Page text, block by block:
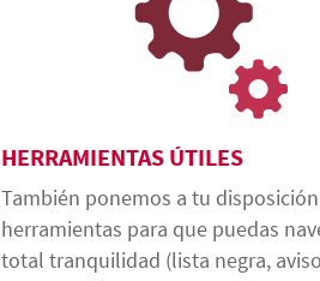
HERRAMIENTAS ÚTILES
También ponemos a tu disposición
herramientas para que puedas
total tranquilidad (lista negra,